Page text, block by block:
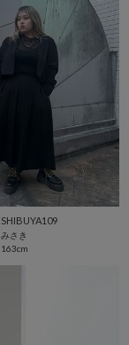
SHIBUYA109
みさき
163cm